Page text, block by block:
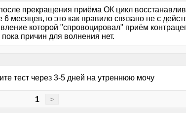
прекращения приёма ОК цикл
6 месяцев,то это как правило связано не с
которой "спровоцировал" приём
причин для волнения нет.
тест через 3-5 дней на утреннюю мочу
1 >